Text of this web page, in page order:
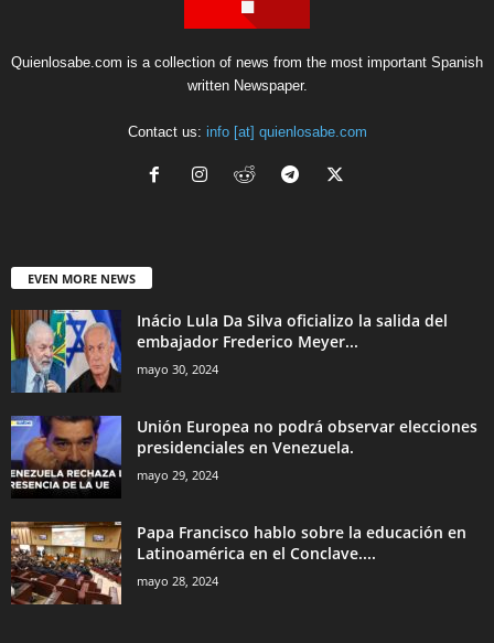
Quienlosabe.com is a collection of news from the most important Spanish
written Newspaper.
Contact us: info [at] quienlosabe.com
EVEN MORE NEWS
Inácio Lula Da Silva oficializo la salida del
embajador Frederico Meyer...
mayo 30, 2024
Unión Europea no podrá observar elecciones
presidenciales en Venezuela.
mayo 29, 2024
Papa Francisco hablo sobre la educación en
Latinoamérica en el Conclave....
mayo 28, 2024